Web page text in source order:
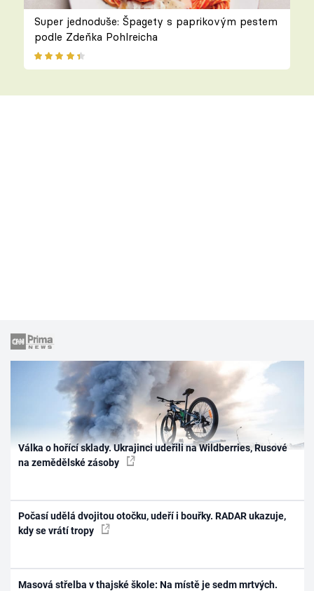
Super jednoduše: Špagety s paprikovým pestem
podle Zdeňka Pohlreicha
Válka o hořící sklady. Ukrajinci udeřili na Wildberries, Rusové
na zemědělské zásoby
Počasí udělá dvojitou otočku, udeří i bouřky. RADAR ukazuje,
kdy se vrátí tropy
Masová střelba v thajské škole: Na místě je sedm mrtvých.